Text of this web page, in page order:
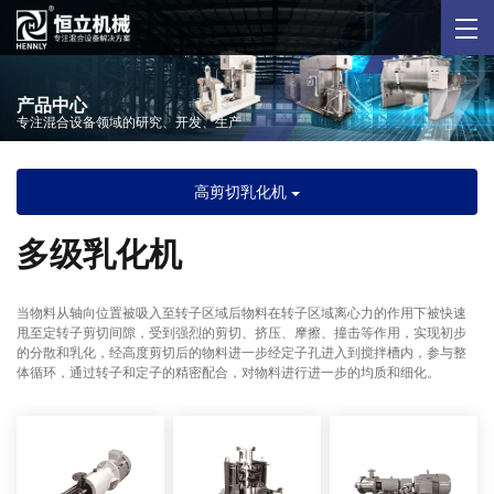
产品中心
专注混合设备领域的研究、开发、生产
高剪切乳化机
多级乳化机
当物料从轴向位置被吸入至转子区域后物料在转子区域离心力的作用下被快速
甩至定转子剪切间隙，受到强烈的剪切、挤压、摩擦、撞击等作用，实现初步
的分散和乳化，经高度剪切后的物料进一步经定子孔进入到搅拌槽内，参与整
体循环，通过转子和定子的精密配合，对物料进行进一步的均质和细化。